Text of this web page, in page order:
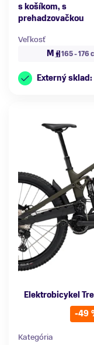
s košíkom, s
prehadzovačkou
Veľkosť
M
165 - 176
Externý
Elektrobicykel
-49
Kategória